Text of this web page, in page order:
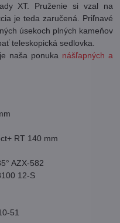
XT. Pruženie si vzal na
je teda zaručená. Priľnavé
úsekoch plných kameňov
teleskopická sedlovka.
naša ponuka nášľapných a
RT 140 mm
AZX-582
12-S
51